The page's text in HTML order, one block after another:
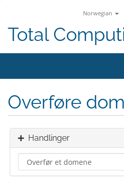
Norwegian
Total
Overføre
Handlinger